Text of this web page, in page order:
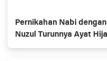
Pernikahan Nabi
Nuzul Turunnya Ayat